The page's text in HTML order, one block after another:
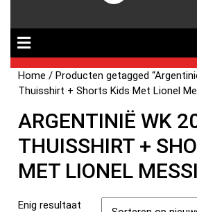
Home / Producten getagged
Thuisshirt + Shorts Kids Met Lionel
ARGENTINIË WK
THUISSHIRT +
MET LIONEL
Enig resultaat